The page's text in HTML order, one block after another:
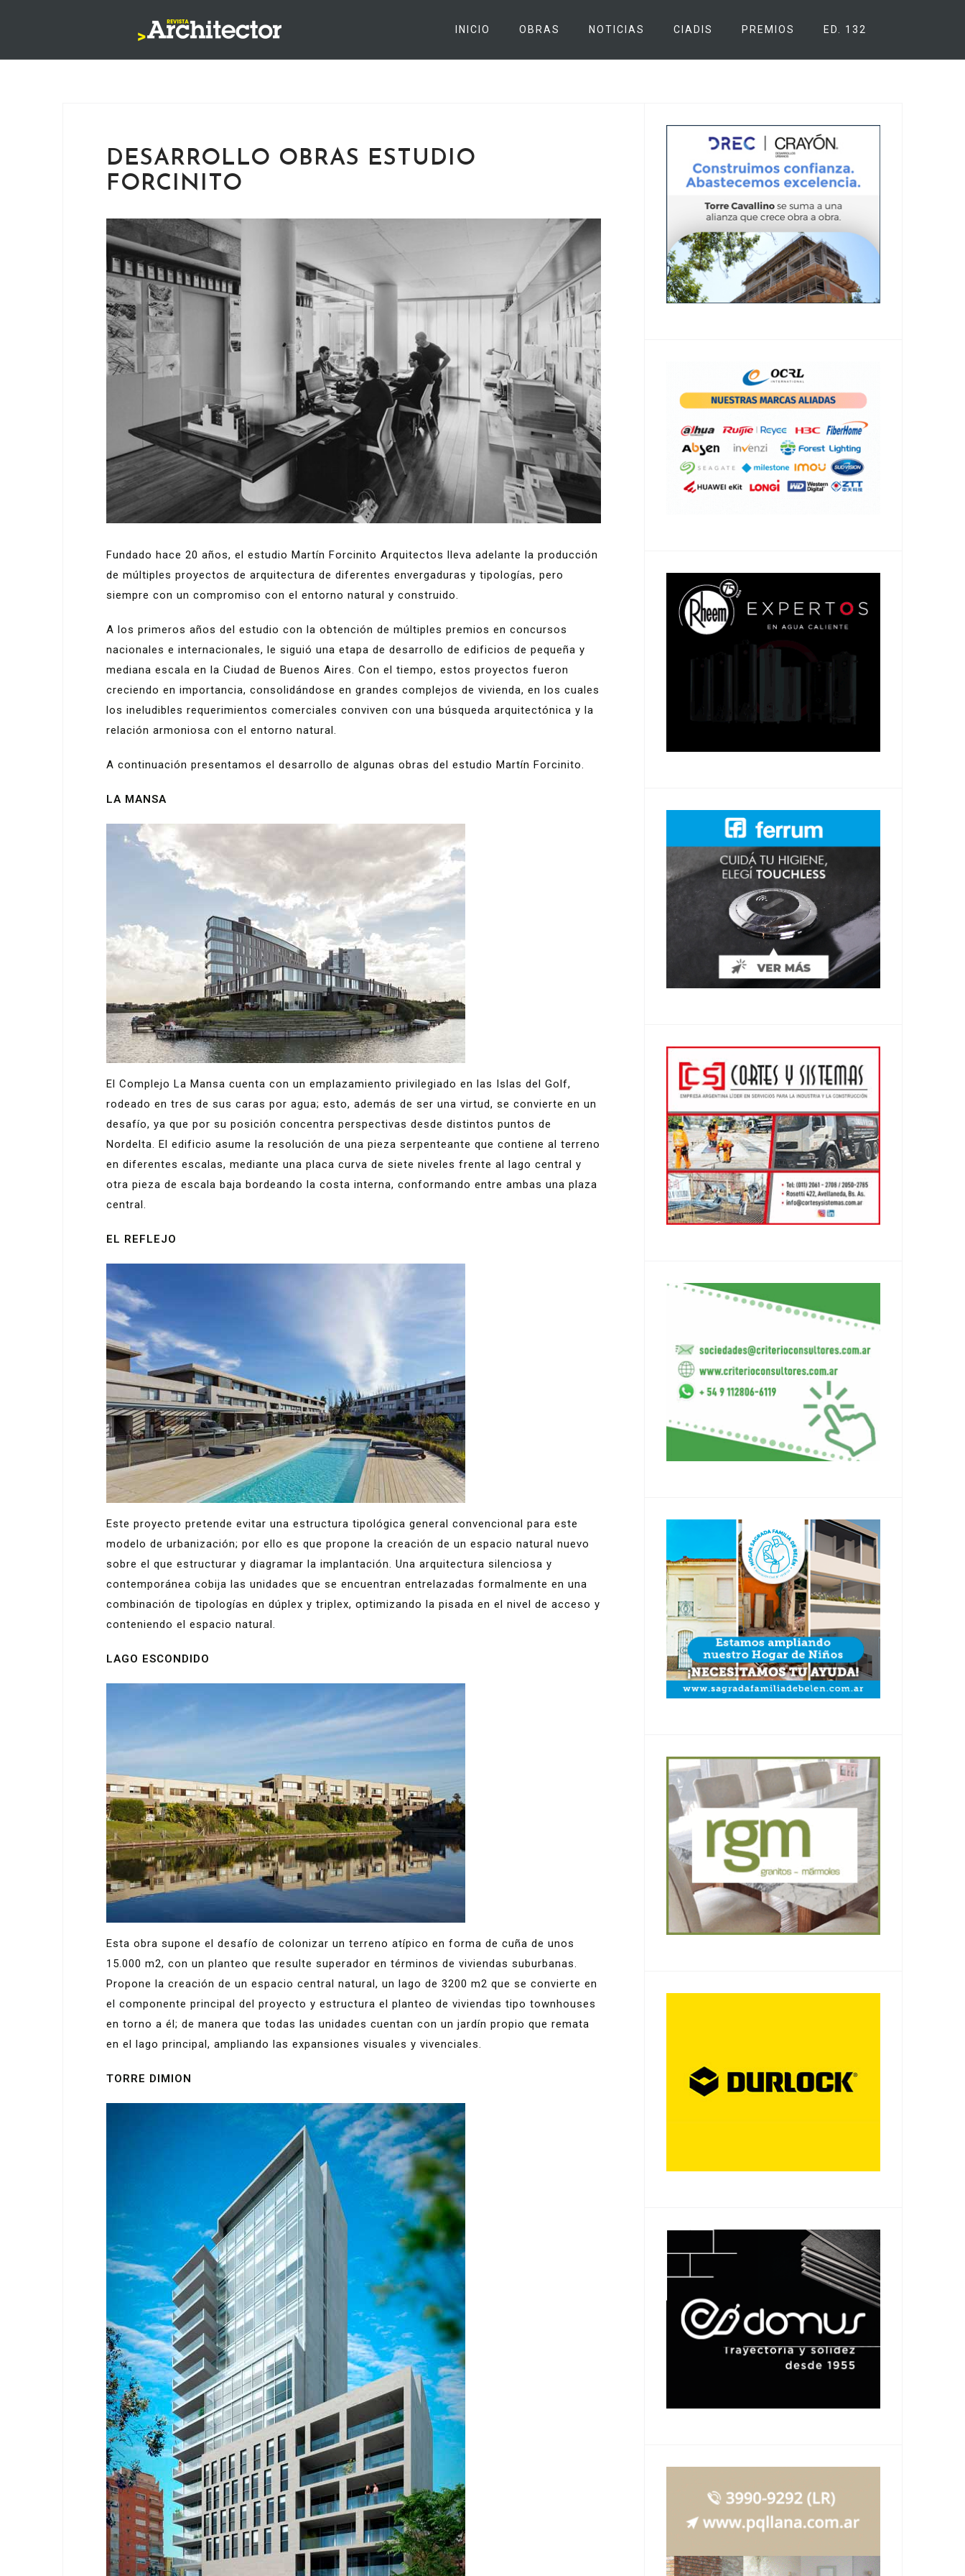
INICIO OBRAS NOTICIAS CIADIS PREMIOS ED. 132
DESARROLLO OBRAS ESTUDIO
FORCINITO
Fundado hace 20 años, el estudio Martín Forcinito Arquitectos lleva adelante la producción
de múltiples proyectos de arquitectura de diferentes envergaduras y tipologías, pero
siempre con un compromiso con el entorno natural y construido.
A los primeros años del estudio con la obtención de múltiples premios en concursos
nacionales e internacionales, le siguió una etapa de desarrollo de edificios de pequeña y
mediana escala en la Ciudad de Buenos Aires. Con el tiempo, estos proyectos fueron
creciendo en importancia, consolidándose en grandes complejos de vivienda, en los cuales
los ineludibles requerimientos comerciales conviven con una búsqueda arquitectónica y la
relación armoniosa con el entorno natural.
A continuación presentamos el desarrollo de algunas obras del estudio Martín Forcinito.
LA MANSA
El Complejo La Mansa cuenta con un emplazamiento privilegiado en las Islas del Golf,
rodeado en tres de sus caras por agua; esto, además de ser una virtud, se convierte en un
desafío, ya que por su posición concentra perspectivas desde distintos puntos de
Nordelta. El edificio asume la resolución de una pieza serpenteante que contiene al terreno
en diferentes escalas, mediante una placa curva de siete niveles frente al lago central y
otra pieza de escala baja bordeando la costa interna, conformando entre ambas una plaza
central.
EL REFLEJO
Este proyecto pretende evitar una estructura tipológica general convencional para este
modelo de urbanización; por ello es que propone la creación de un espacio natural nuevo
sobre el que estructurar y diagramar la implantación. Una arquitectura silenciosa y
contemporánea cobija las unidades que se encuentran entrelazadas formalmente en una
combinación de tipologías en dúplex y triplex, optimizando la pisada en el nivel de acceso y
conteniendo el espacio natural.
LAGO ESCONDIDO
Esta obra supone el desafío de colonizar un terreno atípico en forma de cuña de unos
15.000 m2, con un planteo que resulte superador en términos de viviendas suburbanas.
Propone la creación de un espacio central natural, un lago de 3200 m2 que se convierte en
el componente principal del proyecto y estructura el planteo de viviendas tipo townhouses
en torno a él; de manera que todas las unidades cuentan con un jardín propio que remata
en el lago principal, ampliando las expansiones visuales y vivenciales.
TORRE DIMION